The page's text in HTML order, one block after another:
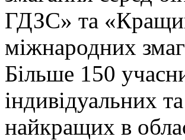
ГДЗС» та
міжнародних
Більше 150
індивідуальних
найкращих в